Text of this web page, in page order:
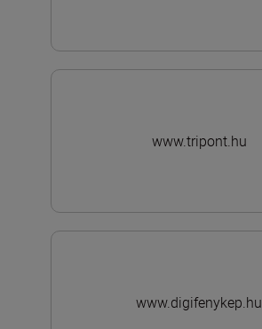
www.tripont.hu
www.digifenykep.hu